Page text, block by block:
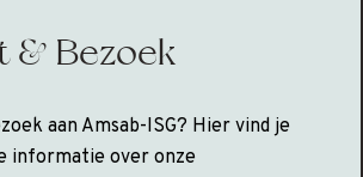
& Bezoek
aan Amsab-ISG? Hier vind je
informatie over onze